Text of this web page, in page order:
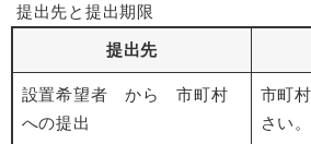
提出先と提出期限
提出先
設置希望者 から 市町村
への提出
市町
さい。